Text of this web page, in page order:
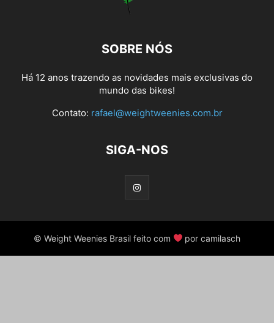
SOBRE NÓS
Há 12 anos trazendo as novidades mais exclusivas do
mundo das bikes!
Contato: rafael@weightweenies.com.br
SIGA-NOS
© Weight Weenies Brasil feito com por camilasch